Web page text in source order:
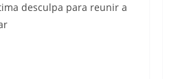
desculpa para reunir a